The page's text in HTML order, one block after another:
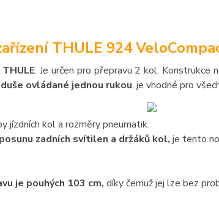
THULE 924
THULE. Je určen pro přepravu 2 kol. Konstrukce
ovládané jednou rukou, je vhodné pro
jízdních kol a rozměry pneumatik.
zadních svítilen a držáků kol, je tento
je pouhých 103 cm, díky čemuž jej lze bez